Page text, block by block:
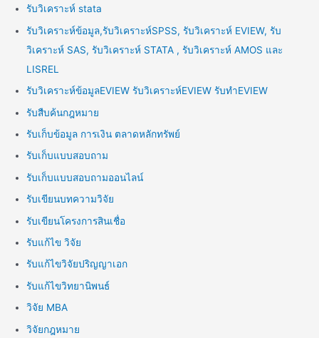
รับวิเคราะห์ stata
รับวิเคราะห์ข้อมูล,รับวิเคราะห์SPSS, รับวิเคราะห์ EVIEW, รับ
วิเคราะห์ SAS, รับวิเคราะห์ STATA , รับวิเคราะห์ AMOS และ
LISREL
รับวิเคราะห์ข้อมูลEVIEW รับวิเคราะห์EVIEW รับทำEVIEW
รับสืบค้นกฎหมาย
รับเก็บข้อมูล การเงิน ตลาดหลักทรัพย์
รับเก็บแบบสอบถาม
รับเก็บแบบสอบถามออนไลน์
รับเขียนบทความวิจัย
รับเขียนโครงการสินเชื่อ
รับแก้ไข วิจัย
รับแก้ไขวิจัยปริญญาเอก
รับแก้ไขวิทยานิพนธ์
วิจัย MBA
วิจัยกฎหมาย